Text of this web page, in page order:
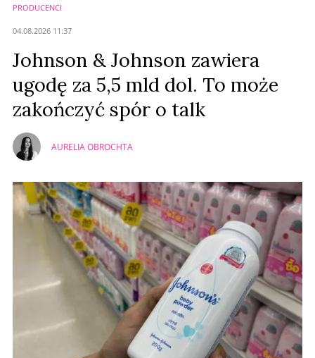
PRODUCENCI
04.08.2026 11:37
Johnson & Johnson zawiera
ugodę za 5,5 mld dol. To może
zakończyć spór o talk
AURELIA OBROCHTA